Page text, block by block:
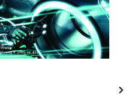
icon